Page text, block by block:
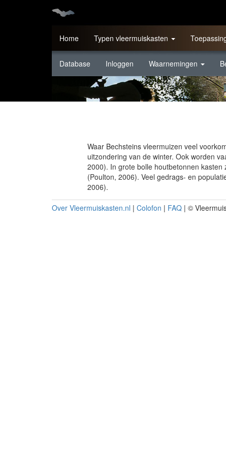
Home Typen vleermuiskasten
Database Inloggen Waarnemingen
Waar Bechsteins vleermuizen veel
uitzondering van de winter. Ook worden
2000). In grote bolle houtbetonnen
(Poulton, 2006). Veel gedrags- en
2006).
Over Vleermuiskasten.nl | Colofon | FAQ | ©